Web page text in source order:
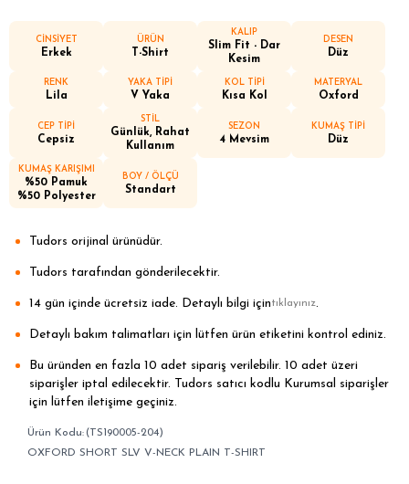
CİNSİYET
Erkek
ÜRÜN
T-Shirt
KALIP
Slim Fit - Dar
Kesim
DESEN
Düz
RENK
Lila
YAKA TİPİ
V Yaka
KOL TİPİ
Kısa Kol
MATERYAL
Oxford
CEP TİPİ
Cepsiz
STİL
Günlük, Rahat
Kullanım
SEZON
4 Mevsim
KUMAŞ TİPİ
Düz
KUMAŞ KARIŞIMI
%50 Pamuk
%50 Polyester
BOY / ÖLÇÜ
Standart
Tudors orijinal ürünüdür.
Tudors tarafından gönderilecektir.
14 gün içinde ücretsiz iade. Detaylı bilgi içintıklayınız.
Detaylı bakım talimatları için lütfen ürün etiketini kontrol ediniz.
Bu üründen en fazla 10 adet sipariş verilebilir. 10 adet üzeri
siparişler iptal edilecektir. Tudors satıcı kodlu Kurumsal siparişler
için lütfen iletişime geçiniz.
(TS190005-204)
OXFORD SHORT SLV V-NECK PLAIN T-SHIRT